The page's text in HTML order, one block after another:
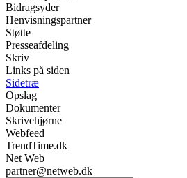
Bidragsyder
Henvisningspartner
Støtte
Presseafdeling
Skriv
Links på siden
Sidetræ
Opslag
Dokumenter
Skrivehjørne
Webfeed
TrendTime.dk
Net Web
partner@netweb.dk